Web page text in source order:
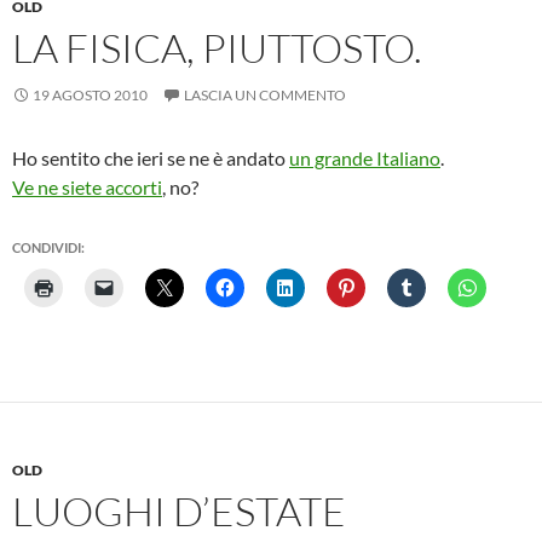
OLD
LA FISICA, PIUTTOSTO.
19 AGOSTO 2010 LASCIA UN COMMENTO
Ho sentito che ieri se ne è andato un grande Italiano.
Ve ne siete accorti, no?
CONDIVIDI:
OLD
LUOGHI D’ESTATE